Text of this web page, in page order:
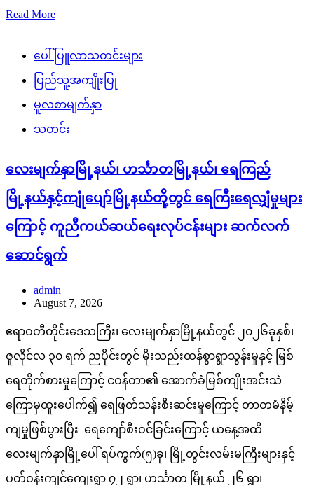
Read More
ပေါ်ပြူလာသတင်းများ
ပြည်သူ့အကျိုးပြု
မူလစာမျက်နှာ
သတင်း
လေးမျက်နှာမြို့နယ်၊ ဟင်္သာတမြို့နယ်၊ ရေကြည်
မြို့နယ်နှင့်ကျုံပျော်မြို့နယ်တို့တွင် ရေကြီးရေလျှံမှုများ
ကြောင့် ကူညီကယ်ဆယ်ရေးလုပ်ငန်းများ ဆက်လက်
ဆောင်ရွက်
admin
August 7, 2026
ဧရာဝတီတိုင်းဒေသကြီး၊ လေးမျက်နှာမြို့နယ်တွင် ၂၀၂၆ခုနှစ်၊
ဇူလိုင်လ ၃၀ ရက် ညပိုင်းတွင် မိုးသည်းထန်စွာရွာသွန်းမှုနှင့် မြစ်
ရေတိုက်စားမှုကြောင့် ငဝန်တာ၏ အောက်ခံမြစ်ကျိုးအင်းသဲ
ကြောမှထူးပေါက်၍ ရေဖြတ်သန်းစီးဆင်းမှုကြောင့် တာတမံနိမ့်
ကျမှုဖြစ်ပွားပြီး ရေကျော်စီးဝင်ခြင်းကြောင့် ယနေ့အထိ
လေးမျက်နှာမြို့ပေါ် ရပ်ကွက်(၅)ခု၊ မြို့တွင်းလမ်းမကြီးများနှင့်
ပတ်ဝန်းကျင်ကျေးရွာ ၇၂ ရွာ၊ ဟင်္သာတ မြို့နယ် ၂၆ ရွာ၊